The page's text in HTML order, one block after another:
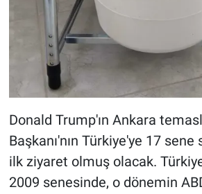
Donald Trump'ın Ankara
Başkanı'nın Türkiye'ye 17 sene
ilk ziyaret olmuş olacak.
2009 senesinde, o dönemin